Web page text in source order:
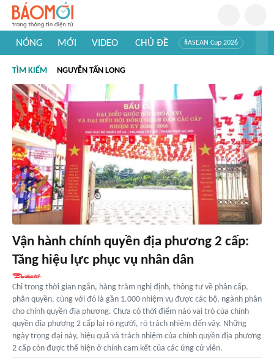
NÓNG MỚI VIDEO CHỦ ĐỀ #ASEAN Cup 2026
#Khám phá thế giới
TÌM KIẾM NGUYỄN TẤN LONG
Vận hành chính quyền địa phương 2 cấp:
Tăng hiệu lực phục vụ nhân dân
Chỉ trong thời gian ngắn, hàng trăm nghị định, thông tư về phân cấp,
phân quyền, cùng với đó là gần 1.000 nhiệm vụ được các bộ, ngành phân
cho chính quyền địa phương. Chưa có thời điểm nào vai trò của chính
quyền địa phương 2 cấp lại rõ người, rõ trách nhiệm đến vậy. Những
ngày trọng đại này, hiệu quả và trách nhiệm của chính quyền địa phương
2 cấp còn được thể hiện ở chính cam kết của các ứng cử viên.